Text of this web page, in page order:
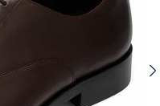
次の画